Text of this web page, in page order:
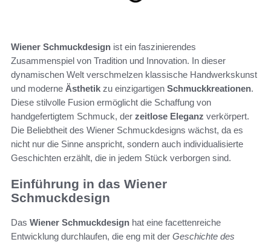
Wiener Schmuckdesign ist ein faszinierendes
Zusammenspiel von Tradition und Innovation. In dieser
dynamischen Welt verschmelzen klassische Handwerkskunst
und moderne Ästhetik zu einzigartigen Schmuckkreationen.
Diese stilvolle Fusion ermöglicht die Schaffung von
handgefertigtem Schmuck, der zeitlose Eleganz verkörpert.
Die Beliebtheit des Wiener Schmuckdesigns wächst, da es
nicht nur die Sinne anspricht, sondern auch individualisierte
Geschichten erzählt, die in jedem Stück verborgen sind.
Einführung in das Wiener
Schmuckdesign
Das Wiener Schmuckdesign hat eine facettenreiche
Entwicklung durchlaufen, die eng mit der Geschichte des